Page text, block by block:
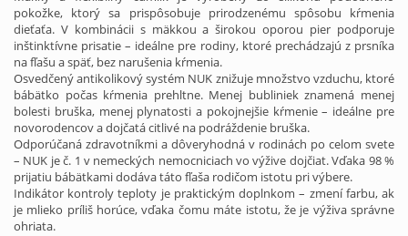
pokožke, ktorý sa prispôsobuje prirodzenému spôsobu kŕmenia
dieťaťa. V kombinácii s mäkkou a širokou oporou pier podporuje
inštinktívne prisatie – ideálne pre rodiny, ktoré prechádzajú z prsníka
na fľašu a späť, bez narušenia kŕmenia.
Osvedčený antikolikový systém NUK znižuje množstvo vzduchu, ktoré
bábätko počas kŕmenia prehltne. Menej bubliniek znamená menej
bolesti bruška, menej plynatosti a pokojnejšie kŕmenie – ideálne pre
novorodencov a dojčatá citlivé na podráždenie bruška.
Odporúčaná zdravotníkmi a dôveryhodná v rodinách po celom svete
– NUK je č. 1 v nemeckých nemocniciach vo výžive dojčiat. Vďaka 98 %
prijatiu bábätkami dodáva táto fľaša rodičom istotu pri výbere.
Indikátor kontroly teploty je praktickým doplnkom – zmení farbu, ak
je mlieko príliš horúce, vďaka čomu máte istotu, že je výživa správne
ohriata.